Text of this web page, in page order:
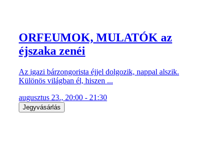
ORFEUMOK, MULATÓK az
éjszaka zenéi
Az igazi bárzongorista éjjel dolgozik, nappal alszik.
Különös világban él, hiszen ...
augusztus 23., 20:00 - 21:30
Jegyvásárlás